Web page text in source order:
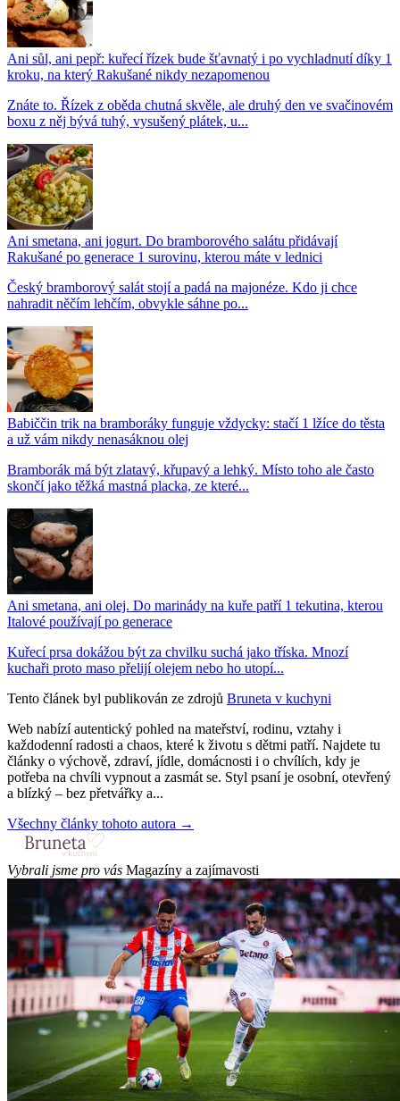
Ani sůl, ani pepř: kuřecí řízek bude šťavnatý i po vychladnutí díky 1
kroku, na který Rakušané nikdy nezapomenou
Znáte to. Řízek z oběda chutná skvěle, ale druhý den ve svačinovém
boxu z něj bývá tuhý, vysušený plátek, u...
Ani smetana, ani jogurt. Do bramborového salátu přidávají
Rakušané po generace 1 surovinu, kterou máte v lednici
Český bramborový salát stojí a padá na majonéze. Kdo ji chce
nahradit něčím lehčím, obvykle sáhne po...
Babiččin trik na bramboráky funguje vždycky: stačí 1 lžíce do těsta
a už vám nikdy nenasáknou olej
Bramborák má být zlatavý, křupavý a lehký. Místo toho ale často
skončí jako těžká mastná placka, ze které...
Ani smetana, ani olej. Do marinády na kuře patří 1 tekutina, kterou
Italové používají po generace
Kuřecí prsa dokážou být za chvilku suchá jako tříska. Mnozí
kuchaři proto maso přelijí olejem nebo ho utopí...
Tento článek byl publikován ze zdrojů Bruneta v kuchyni
Web nabízí autentický pohled na mateřství, rodinu, vztahy i
každodenní radosti a chaos, které k životu s dětmi patří. Najdete tu
články o výchově, zdraví, jídle, domácnosti i o chvílích, kdy je
potřeba na chvíli vypnout a zasmát se. Styl psaní je osobní, otevřený
a blízký – bez přetvářky a...
Všechny články tohoto autora →
Vybrali jsme pro vás Magazíny a zajímavosti